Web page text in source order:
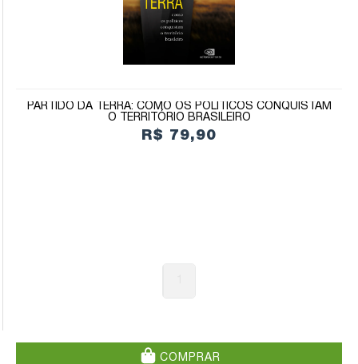
PARTIDO DA TERRA: COMO OS POLÍTICOS CONQUISTAM
O TERRITÓRIO BRASILEIRO
R$ 79,90
COMPRAR